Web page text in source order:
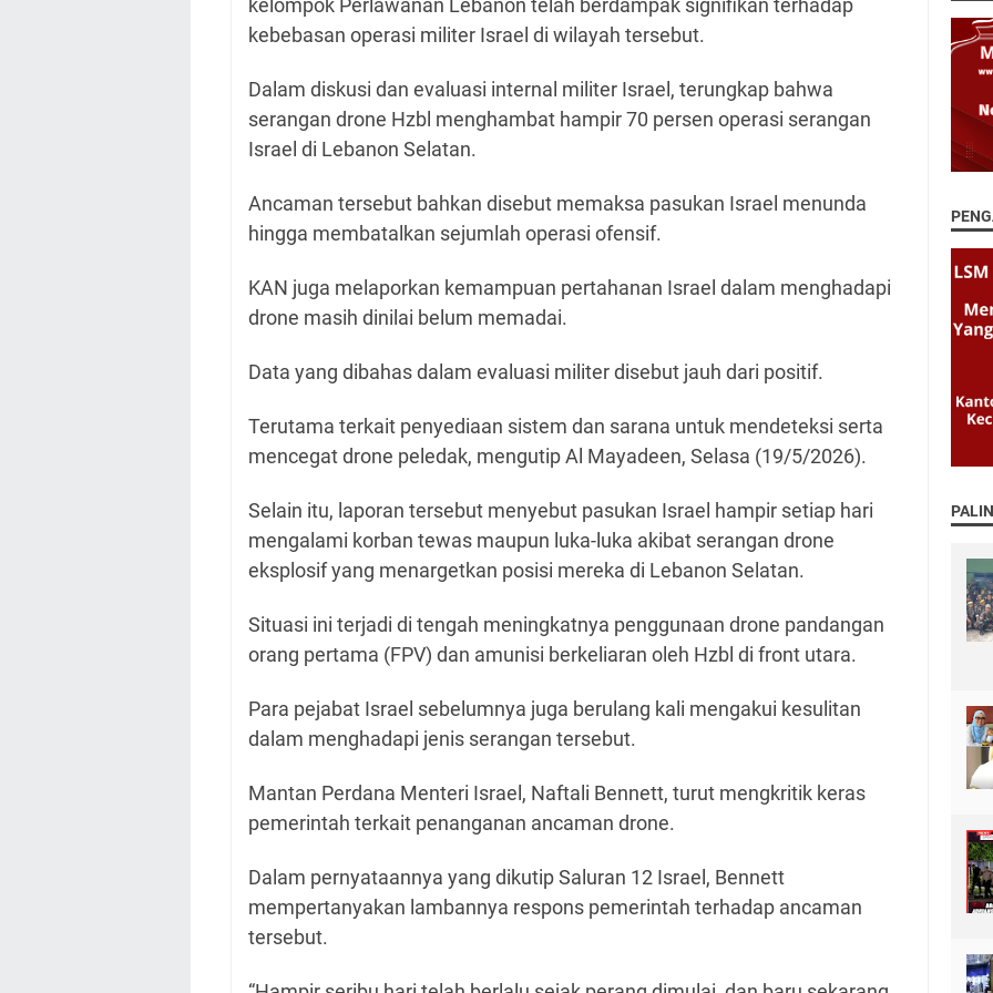
kelompok Perlawanan Lebanon telah berdampak signifikan terhadap
kebebasan operasi militer Israel di wilayah tersebut.
Dalam diskusi dan evaluasi internal militer Israel, terungkap bahwa
serangan drone Hzbl menghambat hampir 70 persen operasi serangan
Israel di Lebanon Selatan.
Ancaman tersebut bahkan disebut memaksa pasukan Israel menunda
hingga membatalkan sejumlah operasi ofensif.
KAN juga melaporkan kemampuan pertahanan Israel dalam menghadapi
drone masih dinilai belum memadai.
Data yang dibahas dalam evaluasi militer disebut jauh dari positif.
Terutama terkait penyediaan sistem dan sarana untuk mendeteksi serta
mencegat drone peledak, mengutip Al Mayadeen, Selasa (19/5/2026).
Selain itu, laporan tersebut menyebut pasukan Israel hampir setiap hari
mengalami korban tewas maupun luka-luka akibat serangan drone
eksplosif yang menargetkan posisi mereka di Lebanon Selatan.
Situasi ini terjadi di tengah meningkatnya penggunaan drone pandangan
orang pertama (FPV) dan amunisi berkeliaran oleh Hzbl di front utara.
Para pejabat Israel sebelumnya juga berulang kali mengakui kesulitan
dalam menghadapi jenis serangan tersebut.
Mantan Perdana Menteri Israel, Naftali Bennett, turut mengkritik keras
pemerintah terkait penanganan ancaman drone.
Dalam pernyataannya yang dikutip Saluran 12 Israel, Bennett
mempertanyakan lambannya respons pemerintah terhadap ancaman
tersebut.